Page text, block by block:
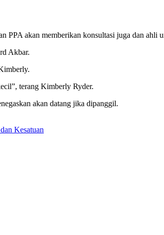
akan memberikan konsultasi juga dan ahli
Akbar.
terang Kimberly Ryder.
akan datang jika dipanggil.
Kesatuan